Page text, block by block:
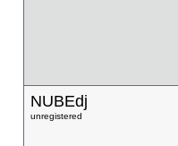
NUBEdj
unregistered